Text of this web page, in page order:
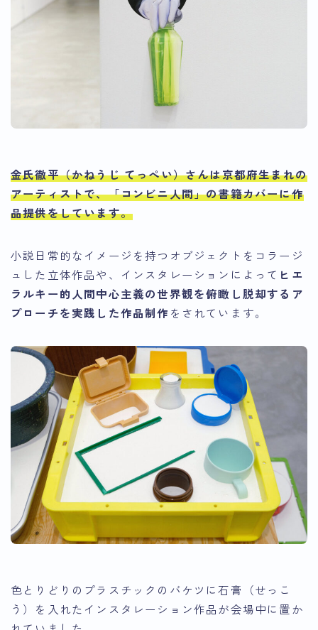
金氏徹平（かねうじ てっぺい）さんは京都府生まれの
アーティストで、「コンビニ人間」の書籍カバーに作
品提供をしています。
小説日常的なイメージを持つオブジェクトをコラージ
ュした立体作品や、インスタレーションによって ヒエ
ラルキー的人間中心主義の世界観を俯瞰し脱却するア
プローチを実践した作品制作 をされています。
色とりどりのプラスチックのバケツに石膏（せっこ
う）を入れたインスタレーション作品が会場中に置か